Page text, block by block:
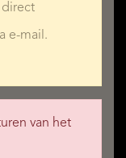
direct
e-mail.
van het